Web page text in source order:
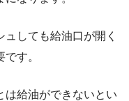
しても給油口が開く
す。
は給油ができないとい